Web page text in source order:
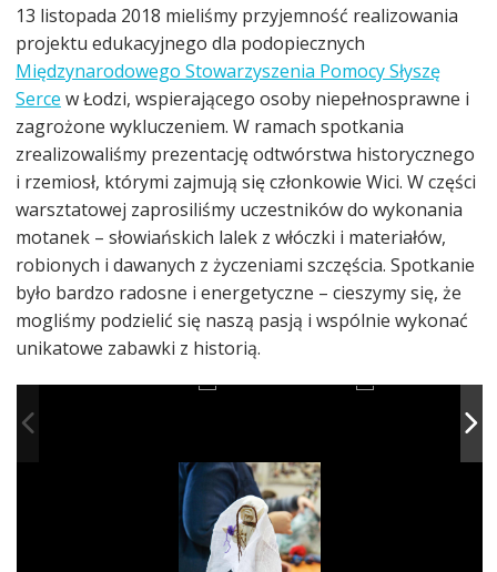
13 listopada 2018 mieliśmy przyjemność realizowania
projektu edukacyjnego dla podopiecznych
Międzynarodowego Stowarzyszenia Pomocy Słyszę
Serce w Łodzi, wspierającego osoby niepełnosprawne i
zagrożone wykluczeniem. W ramach spotkania
zrealizowaliśmy prezentację odtwórstwa historycznego
i rzemiosł, którymi zajmują się członkowie Wici. W części
warsztatowej zaprosiliśmy uczestników do wykonania
motanek – słowiańskich lalek z włóczki i materiałów,
robionych i dawanych z życzeniami szczęścia. Spotkanie
było bardzo radosne i energetyczne – cieszymy się, że
mogliśmy podzielić się naszą pasją i wspólnie wykonać
unikatowe zabawki z historią.